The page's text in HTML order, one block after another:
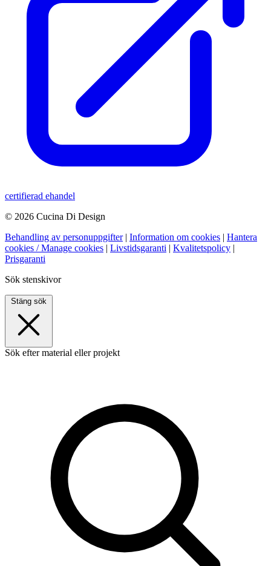
certifierad ehandel
© 2026 Cucina Di Design
Behandling av personuppgifter | Information om cookies | Hantera
cookies / Manage cookies | Livstidsgaranti | Kvalitetspolicy |
Prisgaranti
Sök stenskivor
Stäng sök
Sök efter material eller projekt